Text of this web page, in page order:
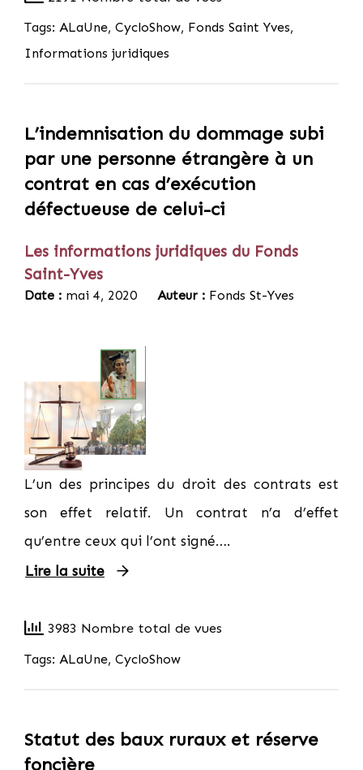
Tags: ALaUne, CycloShow, Fonds Saint Yves,
Informations juridiques
L’indemnisation du dommage subi
par une personne étrangère à un
contrat en cas d’exécution
défectueuse de celui-ci
Les informations juridiques du Fonds
Saint-Yves
Date : mai 4, 2020 Auteur : Fonds St-Yves
L’un des principes du droit des contrats est
son effet relatif. Un contrat n’a d’effet
qu’entre ceux qui l’ont signé….
Lire la suite
3983 Nombre total de vues
Tags: ALaUne, CycloShow
Statut des baux ruraux et réserve
foncière